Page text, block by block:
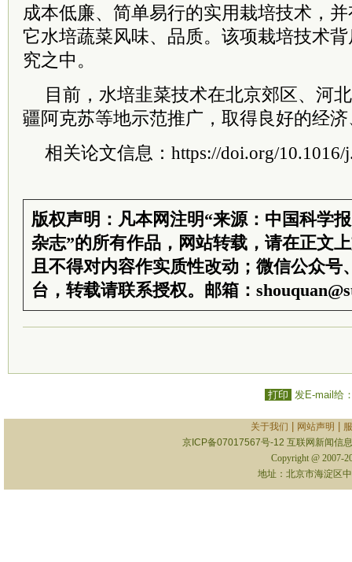
成本低廉、简单易行的实用栽培技术，
它水培蔬菜风味、品质。该项栽培技术
究之中。
目前，水培韭菜技术在北京郊区、河
疆阿克苏等地示范推广，取得良好的经
相关论文信息：https://doi.org/10.1016/
版权声明：凡本网注明“来源：中国科学
杂志”的所有作品，网站转载，请在正文
且不得对内容作实质性改动；微信公众号
台，转载请联系授权。邮箱：
打印 发E-mail给
关于我们 网站声明
京ICP备07017567号-12 互联网新闻信
Copyright @ 2007-
地址：北京市海淀区